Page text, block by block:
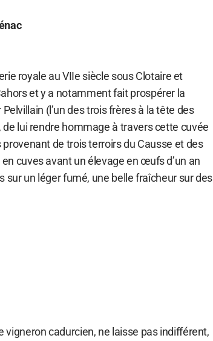
royale au VIIe siècle sous Clotaire et
et y a notamment fait prospérer la
(l’un des trois frères à la tête des
lui rendre hommage à travers cette cuvée
de trois terroirs du Causse et des
cuves avant un élevage en œufs d’un an
un léger fumé, une belle fraîcheur sur des
cadurcien, ne laisse pas indifférent,